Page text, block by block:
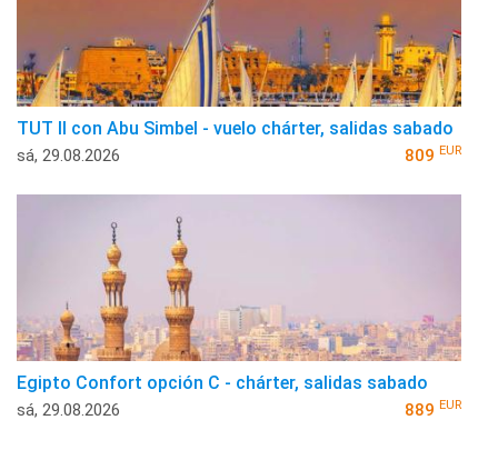
TUT II con Abu Simbel - vuelo chárter, salidas sabado
sá, 29.08.2026 809 EUR
Egipto Confort opción C - chárter, salidas sabado
sá, 29.08.2026 889 EUR